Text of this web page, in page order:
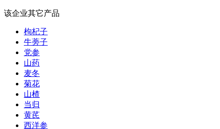
该企业其它产品
枸杞子
牛蒡子
党参
山药
麦冬
菊花
山楂
当归
黄芪
西洋参